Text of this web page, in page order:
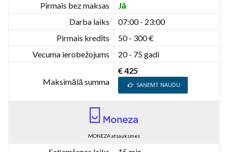
Pirmais bez maksas
Jā
Darba laiks
07:00 - 23:00
Pirmais kredīts
50 - 300 €
Vecuma ierobežojums
20 - 75 gadi
Maksimālā summa
€ 425
SAŅEMT NAUDU
MONEZA atsauksmes